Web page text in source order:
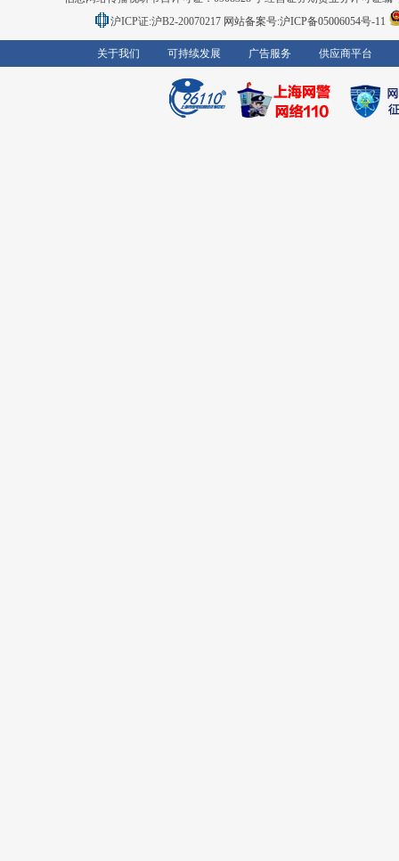
沪ICP证:沪B2-20070217 网站备案号:沪ICP备05006054号-11
关于我们 可持续发展 广告服务 供应商平台